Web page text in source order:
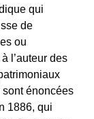
qui
de
ou
l’auteur des
énoncées
1886, qui